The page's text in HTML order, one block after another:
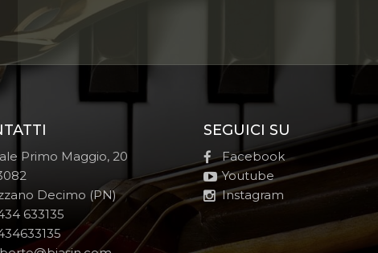
Primo Maggio, 20
Decimo (PN)
633135
SEGUICI SU
Facebook
Youtube
Instagram